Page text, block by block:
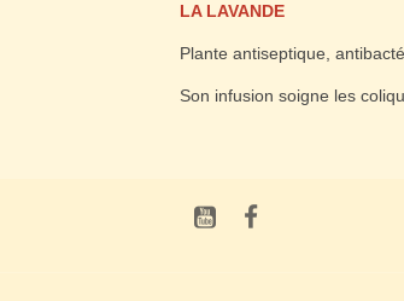
LA LAVANDE
Plante antiseptique,
Son infusion soigne les